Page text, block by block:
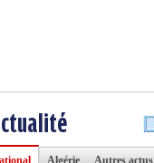
Algérie Autres actus